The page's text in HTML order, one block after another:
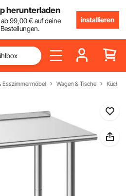
herunterladen
ab99,00€ auf deine
installieren
Esszimmermöbel Wagen & Tische